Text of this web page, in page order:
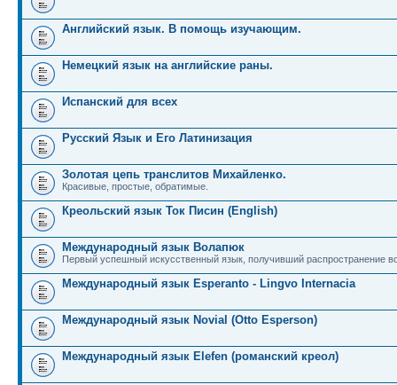
Английский язык. В помощь изучающим.
Немецкий язык на английские раны.
Испанский для всех
Русский Язык и Его Латинизация
Золотая цепь транслитов Михайленко.
Красивые, простые, обратимые.
Креольский язык Ток Писин (English)
Международный язык Волапюк
Первый успешный искусственный язык, получивший распространение
Международный язык Esperanto - Lingvo Internacia
Международный язык Novial (Otto Esperson)
Международный язык Elefen (романский креол)